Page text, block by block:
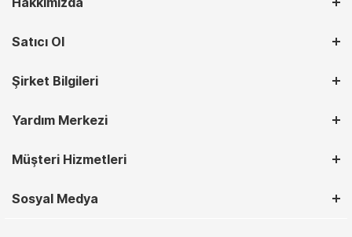
Satıcı Ol
Şirket Bilgileri
Yardım Merkezi
Müşteri Hizmetleri
Sosyal Medya